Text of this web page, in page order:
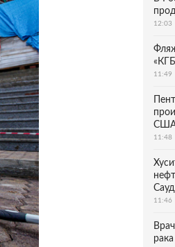
12:03
11:49
11:48
11:46